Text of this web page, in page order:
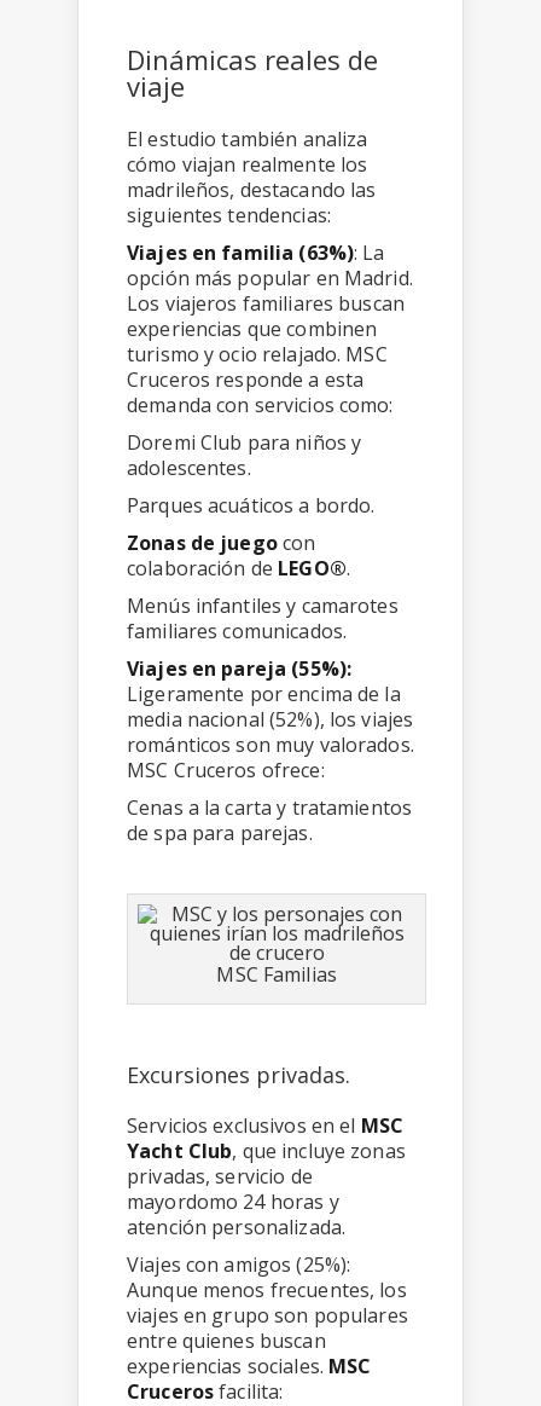
Dinámicas reales de
viaje
El estudio también analiza
cómo viajan realmente los
madrileños, destacando las
siguientes tendencias:
Viajes en familia (63%): La
opción más popular en Madrid.
Los viajeros familiares buscan
experiencias que combinen
turismo y ocio relajado. MSC
Cruceros responde a esta
demanda con servicios como:
Doremi Club para niños y
adolescentes.
Parques acuáticos a bordo.
Zonas de juegocon
colaboración de LEGO®.
Menús infantiles y camarotes
familiares comunicados.
Viajes en pareja (55%):
Ligeramente por encima de la
media nacional (52%), los viajes
románticos son muy valorados.
MSC Cruceros ofrece:
Cenas a la carta y tratamientos
de spa para parejas.
MSC Familias
Excursiones privadas.
Servicios exclusivos en el MSC
Yacht Club, que incluye zonas
privadas, servicio de
mayordomo 24 horas y
atención personalizada.
Viajes con amigos (25%):
Aunque menos frecuentes, los
viajes en grupo son populares
entre quienes buscan
experiencias sociales. MSC
Crucerosfacilita: